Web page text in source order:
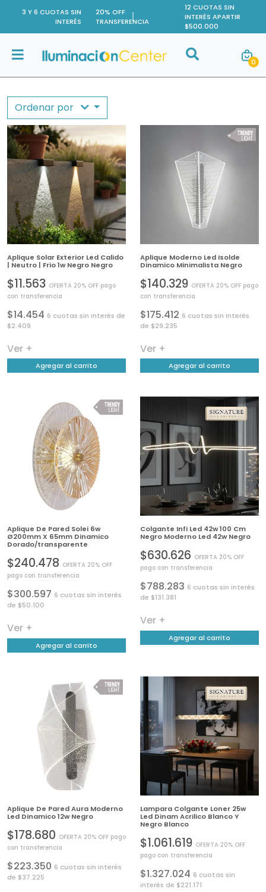
3 Y 6 CUOTAS SIN
INTERÉS
20% OFF
TRANSFERENCIA
12 CUOTAS SIN
INTERÉS APARTIR
$500.000
Buscar
Buscar
0
Ordenar por
Aplique Solar Exterior Led Calido
| Neutro | Frio 1w Negro Negro
$11.563 OFERTA 20% OFF pago
con transferencia
$14.454 6 cuotas sin interés de
$2.409
Ver +
Agregar al carrito
Aplique Moderno Led Isolde
Dinamico Minimalista Negro
$140.329 OFERTA 20% OFF pago
con transferencia
$175.412 6 cuotas sin interés
de $29.235
Ver +
Agregar al carrito
Aplique De Pared Solei 6w
Ø200mm X 65mm Dinamico
Dorado/transparente
$240.478 OFERTA 20% OFF
pago con transferencia
$300.597 6 cuotas sin interés
de $50.100
Ver +
Agregar al carrito
Colgante Infi Led 42w 100 Cm
Negro Moderno Led 42w Negro
$630.626 OFERTA 20% OFF
pago con transferencia
$788.283 6 cuotas sin interés
de $131.381
Ver +
Agregar al carrito
Aplique De Pared Aura Moderno
Led Dinamico 12w Negro
$178.680 OFERTA 20% OFF pago
con transferencia
$223.350 6 cuotas sin interés
de $37.225
Lampara Colgante Loner 25w
Led Dinam Acrilico Blanco Y
Negro Blanco
$1.061.619 OFERTA 20% OFF
pago con transferencia
$1.327.024 6 cuotas sin
interés de $221.171